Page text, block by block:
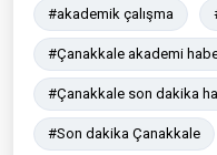
#akademik çalışma
#Çanakkale akademi
#Çanakkale son dakika
#Son dakika Çanakkale